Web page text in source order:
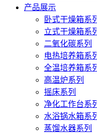
产品展示
卧式干燥箱系
立式干燥箱系
二氧化碳系列
电热培养箱系
全温培养箱系
高温炉系列
摇床系列
净化工作台系
水浴锅水箱系
蒸馏水器系列